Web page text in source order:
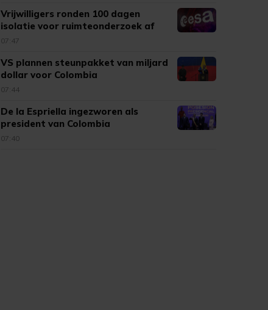
Vrijwilligers ronden 100 dagen
isolatie voor ruimteonderzoek af
07:47
VS plannen steunpakket van miljard
dollar voor Colombia
07:44
De la Espriella ingezworen als
president van Colombia
07:40